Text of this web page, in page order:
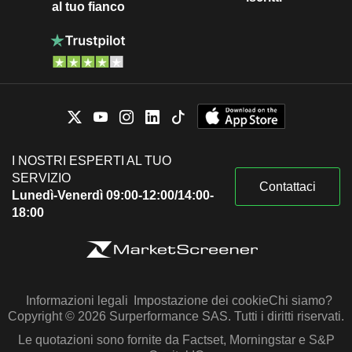
al tuo fianco
I NOSTRI ESPERTI AL TUO
SERVIZIO
Lunedì-Venerdì 09:00-12:00/14:00-
18:00
Contattaci
Informazioni legali Impostazione dei cookieChi siamo?
Copyright © 2026 Surperformance SAS. Tutti i diritti riservati.
Le quotazioni sono fornite da Factset, Morningstar e S&P